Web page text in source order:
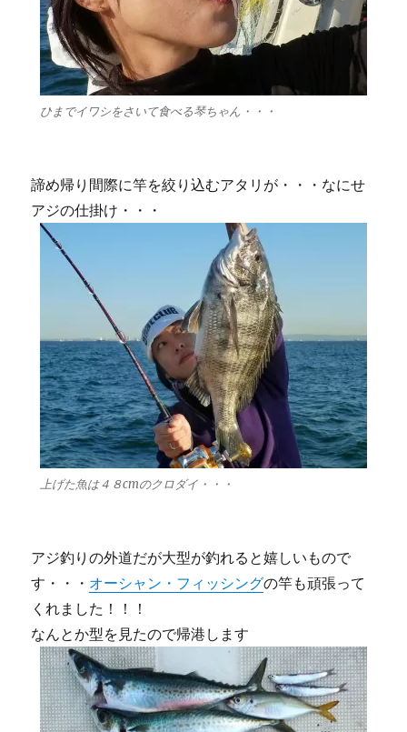
に
ひまでイワシをさいて食べる琴ちゃん・・・
諦め帰り間際に竿を絞り込むアタリが・・・なにせ
アジの仕掛け・・・
上げた魚は４８cmのクロダイ・・・
アジ釣りの外道だが大型が釣れると嬉しいもので
す・・・ オーシャン・フィッシングの竿も頑張って
くれました！！！
なんとか型を見たので帰港します